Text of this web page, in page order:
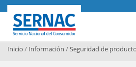
Contenido principal
SERNAC
Inicio / Información /Seguridad de